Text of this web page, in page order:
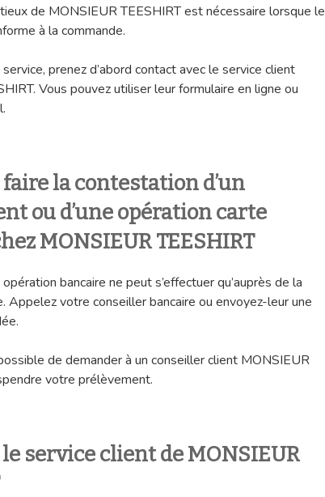
de MONSIEUR TEESHIRT est nécessaire lorsque le
à la commande.
prenez d’abord contact avec le service client
Vous pouvez utiliser leur formulaire en ligne ou
la contestation d’un
ou d’une opération carte
MONSIEUR TEESHIRT
opération bancaire ne peut s’effectuer qu’auprès de la
Appelez votre conseiller bancaire ou envoyez-leur une
de demander à un conseiller client MONSIEUR
votre prélèvement.
service client de MONSIEUR